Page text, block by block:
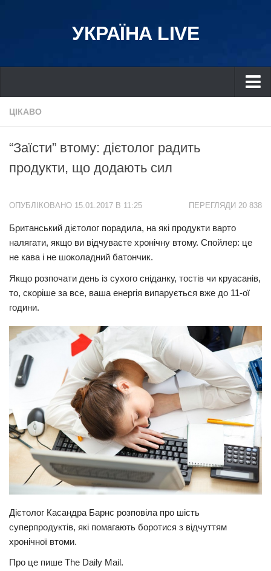
УКРАЇНА LIVE
Україна
Дніпро
Львів
Харків
Донбас
Одеса
Прикарпаття
Економіка
Політика
Світ
Цікаво
Наука
Технології
Історії
Рецепти
Привітання
Події
Кримінал
Трагедії
ЦІКАВО
“Заїсти” втому: дієтолог радить
продукти, що додають сил
ПЕРЕГЛЯДИ 20 838
ОПУБЛІКОВАНО 15.01.2017 В 11:25
Британський дієтолог порадила, на які продукти варто
налягати, якщо ви відчуваєте хронічну втому. Спойлер: це
не кава і не шоколадний батончик.
Якщо розпочати день із сухого сніданку, тостів чи круасанів,
то, скоріше за все, ваша енергія випарується вже до 11-ої
години.
Дієтолог Касандра Барнс розповіла про шість
суперпродуктів, які помагають боротися з відчуттям
хронічної втоми.
Про це пише The Daily Mail.